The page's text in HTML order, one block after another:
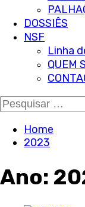
DOSSIÊS
NSF
Linha
QUEM
Pesquisar
por:
Home
2023
Ano: